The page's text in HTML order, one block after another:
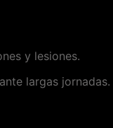
y lesiones.
largas jornadas.